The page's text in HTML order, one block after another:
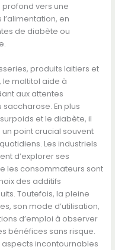
vers une
en
de diabète ou
produits laitiers et
maltitol aide à
aux attentes
En plus
et le diabète, il
point crucial souvent
Les industriels
d’explorer ses
les consommateurs sont
des additifs
Toutefois, la pleine
son mode d’utilisation,
d’emploi à observer
bénéfices sans risque.
incontournables